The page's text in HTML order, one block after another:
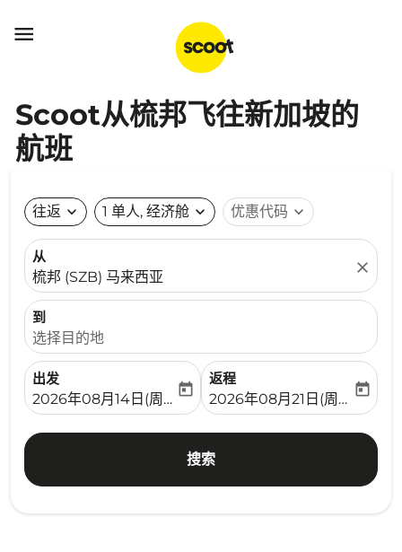

Scoot从梳邦飞往新加坡的
航班
往返 expand_more 1 单人, 经济舱 expand_more 优惠代码 expand_more
从
梳邦 (SZB) 马来西亚
close
到
选择目的地
出发
fc-booking-departure-date-aria-label
2026年08月14日(周五)
today
返程
fc-booking-return-date-
2026年08月21日(周五)
today
搜索